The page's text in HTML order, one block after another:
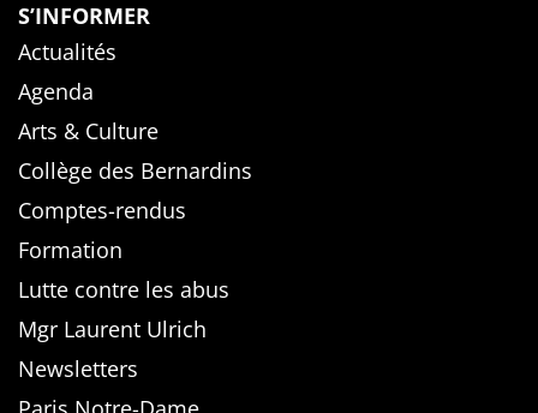
S’INFORMER
Actualités
Agenda
Arts & Culture
Collège des Bernardins
Comptes-rendus
Formation
Lutte contre les abus
Mgr Laurent Ulrich
Newsletters